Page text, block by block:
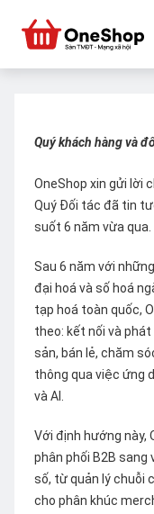
Quý khách hàng và
OneShop xin gửi lời
Quý Đối tác đã tin
suốt 6 năm vừa qua.
Sau 6 năm với
đại hoá và số hoá
tạp hoá toàn quốc,
theo: kết nối và
sản, bán lẻ, chăm
thông qua việc ứng
và AI.
Với định hướng này,
phân phối B2B
số, từ quản lý chuỗi
cho phân khúc